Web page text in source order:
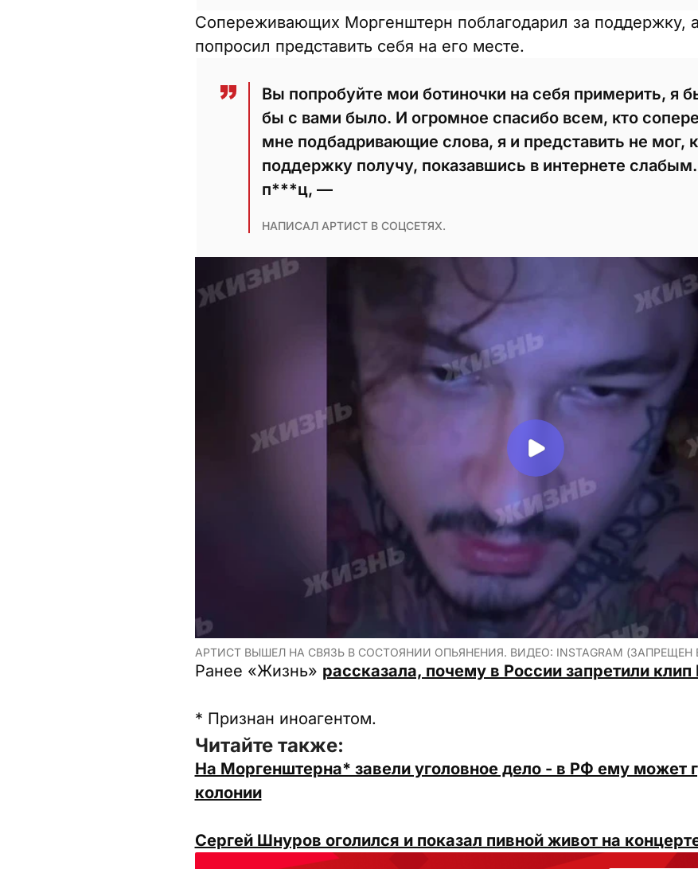
Сопереживающих Моргенштерн поблагодарил за поддержку,
попросил представить себя на его месте.
Вы попробуйте мои ботиночки на себя примерить, я
бы с вами было. И огромное спасибо всем, кто
мне подбадривающие слова, я и представить не мог,
поддержку получу, показавшись в интернете
п***ц, —
НАПИСАЛ АРТИСТ В СОЦСЕТЯХ.
АРТИСТ ВЫШЕЛ НА СВЯЗЬ В СОСТОЯНИИ ОПЬЯНЕНИЯ. ВИДЕО: INSTAGRAM (ЗАПРЕЩЕН В
Ранее «Жизнь» рассказала, почему в России запретили
* Признан иноагентом.
Читайте также:
На Моргенштерна* завели уголовное дело - в РФ ему может
колонии
Сергей Шнуров оголился и показал пивной живот на